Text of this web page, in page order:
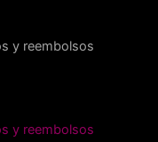
y reembolsos
y reembolsos